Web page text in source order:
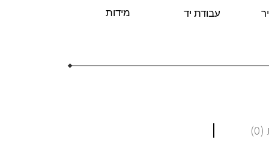
עבודת יד מידות